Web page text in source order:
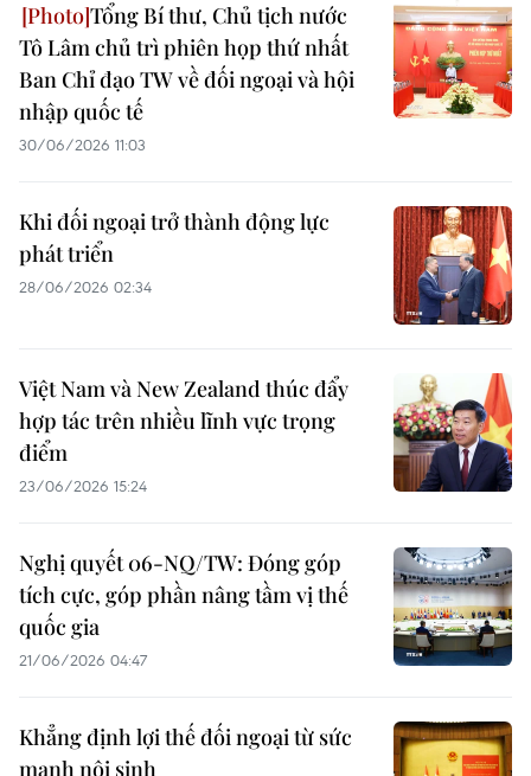
Tổng Bí thư, Chủ tịch nước
Tô Lâm chủ trì phiên họp thứ nhất
Ban Chỉ đạo TW về đối ngoại và hội
nhập quốc tế
30/06/2026 11:03
Khi đối ngoại trở thành động lực
phát triển
28/06/2026 02:34
Việt Nam và New Zealand thúc đẩy
hợp tác trên nhiều lĩnh vực trọng
điểm
23/06/2026 15:24
Nghị quyết 06-NQ/TW: Đóng góp
tích cực, góp phần nâng tầm vị thế
quốc gia
21/06/2026 04:47
Khẳng định lợi thế đối ngoại từ sức
mạnh nội sinh